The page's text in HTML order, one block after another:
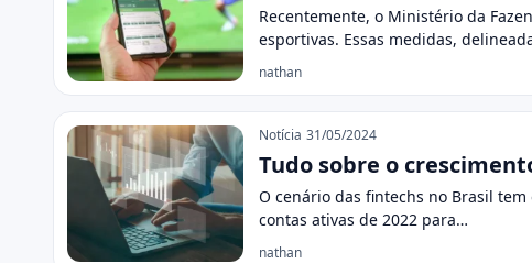
Recentemente, o Ministério da
esportivas. Essas medidas,
nathan
Notícia 31/05/2024
Tudo sobre o
O cenário das fintechs no Brasil
contas ativas de 2022 para…
nathan